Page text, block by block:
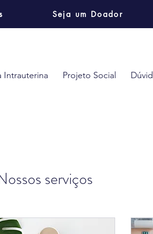
Seja um Doador
Intrauterina Projeto Social
serviços